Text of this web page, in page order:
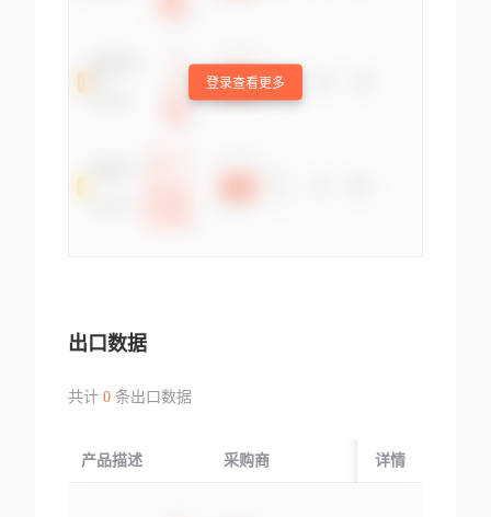
登录查看更多
出口数据
共计 0条出口数据
产品描述 采购商 起运国/地区
详情